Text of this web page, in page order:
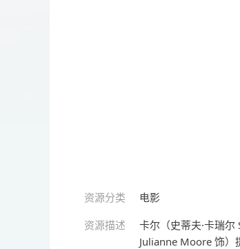
资源分类
电影
资源描述
卡尔（史蒂夫·卡瑞
Julianne Moore 饰）